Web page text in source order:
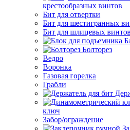
крестообразных винтов
Бит для отвертки
Бит для шестигранных
Бит для шлицевых винтов
Болторез
Ведро
Воронка
Газовая горелка
Грабли
ключ
Забор/ограждение